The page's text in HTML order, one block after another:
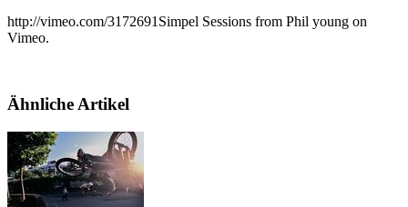
http://vimeo.com/3172691Simpel Sessions from Phil young on
Vimeo.
Ähnliche Artikel